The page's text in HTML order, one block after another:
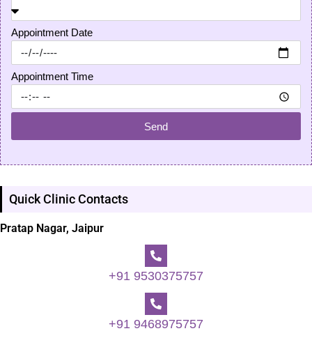
Appointment Date
Appointment Time
Send
Quick Clinic Contacts
Pratap Nagar, Jaipur
+91 9530375757
+91 9468975757